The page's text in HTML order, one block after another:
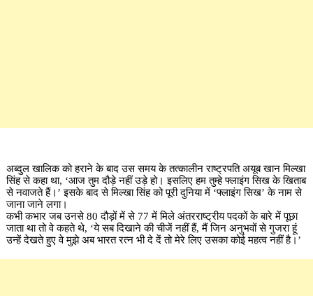
अब्दुल खालिक को हराने के बाद उस समय के तत्कालीन राष्ट्रपति अयूब खान मिल्खा
सिंह से कहा था, ‘आज तुम दौड़े नहीं उड़े हो। इसलिए हम तुम्हे फ्लाइंग सिख के खिताब
से नवाजते हैं।’ इसके बाद से मिल्खा सिंह को पूरी दुनिया में ‘फ्लाइंग सिख’ के नाम से
जाना जाने लगा।
कभी कभार जब उनसे 80 दौड़ों में से 77 में मिले अंतरराष्ट्रीय पदकों के बारे में पूछा
जाता था तो वे कहते थे, ‘ये सब दिखाने की चीजें नहीं हैं, मैं जिन अनुभवों से गुजरा हूं
उन्हें देखते हुए वे मुझे अब भारत रत्न भी दे दें तो मेरे लिए उसका कोई महत्व नहीं है।’